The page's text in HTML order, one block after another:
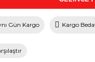
Gün Kargo Kargo